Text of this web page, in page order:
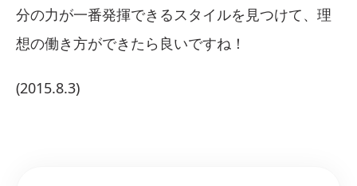
分の力が一番発揮できるスタイルを見つけて、理
想の働き方ができたら良いですね！
(2015.8.3)